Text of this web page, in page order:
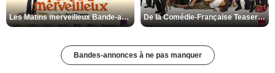
Les Matins merveilleux Bande-annonce VF De la Comédie-Française Teaser VF
Bandes-annonces à ne pas manquer